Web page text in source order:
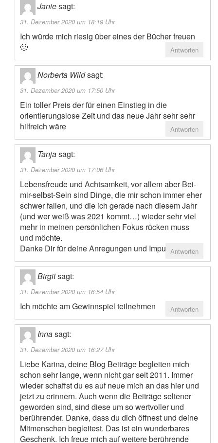
Janiesagt:
31. Dezember 2020 um 18:19 Uhr
Ich würde mich riesig über eines der Bücher freuen
🙂
Antworten
Norberta Wildsagt:
31. Dezember 2020 um 17:50 Uhr
Ein toller Preis der für einen Einstieg in die
orientierungslose Zeit und das neue Jahr sehr sehr
hilfreich wäre
Antworten
Tanjasagt:
31. Dezember 2020 um 17:06 Uhr
Lebensfreude und Achtsamkeit, vor allem aber Bei-
mir-selbst-Sein sind Dinge, die mir schon immer eher
schwer fallen, und die ich gerade nach diesem Jahr
(und wer weiß was 2021 kommt…) wieder sehr viel
mehr in meinen persönlichen Fokus rücken muss
und möchte.
Danke Dir für deine Anregungen und Impulse dazu!
Antworten
Birgitsagt:
31. Dezember 2020 um 16:54 Uhr
Ich möchte am Gewinnspiel teilnehmen Antworten
Innasagt:
31. Dezember 2020 um 16:27 Uhr
Liebe Karina, deine Blog Beiträge begleiten mich
schon sehr lange, wenn nicht gar seit 2011. Immer
wieder schaffst du es auf neue mich an das hier und
jetzt zu erinnern. Auch wenn die Beiträge seltener
geworden sind, sind diese um so wertvoller und
berührender. Danke, dass du dich öffnest und deine
Mitmenschen begleitest. Das ist ein wunderbares
Geschenk. Ich freue mich auf weitere berührende